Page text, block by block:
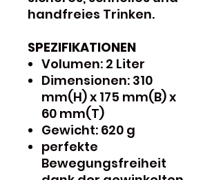
handfreies Trinken.
SPEZIFIKATIONEN
Volumen: 2 Liter
Dimensionen: 310
mm(H) x 175 mm(B) x
60 mm(T)
Gewicht: 620 g
perfekte
Bewegungsfreiheit